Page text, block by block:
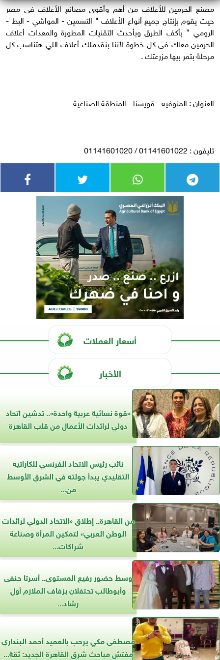
مصنع الحرمين للأعلاف من أهم وأقوى مصانع الأعلاف فى مصر
حيث يقوم بإنتاج جميع أنواع الأعلاف " التسمين - المواشي - البط -
الرومي " بأكف الطرق وبأحدث التقنيات المطورة والمعدات أعلاف
الحرمين معاك فى كل خطوة لأننا بنقدملك أعلاف اللي هتناسب كل
مرحلة بتمر بيها مزرعتك .
العنوان : المنوفيه - قويسنا - المنطقة الصناعية
تليفون : 01141601022 / 01141601020
أسعار العملات
الأخبار
«قوة نسائية عربية واحدة».. تدشين اتحاد
دولي لرائدات الأعمال من قلب القاهرة
نائب رئيس الاتحاد الفرنسي للكاراتيه
التقليدي يبدأ جولته في الشرق الأوسط
من...
من القاهرة.. إطلاق «الاتحاد الدولي لرائدات
الوطن العربي» لتمكين المرأة وصناعة
شراكات...
وسط حضور رفيع المستوى.. أسرتا حنفى
وأبوطالب تحتفلان بزفاف الملازم أول
رشاد...
مصطفى مكي يرحب بالعميد أحمد البنداري
مفتش مباحث شرق القاهرة الجديد: ثقة...